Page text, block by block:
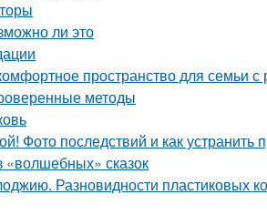
ли это
пространство для семьи с
методы
Фото последствий и как устранить
«волшебных» сказок
Разновидности пластиковых